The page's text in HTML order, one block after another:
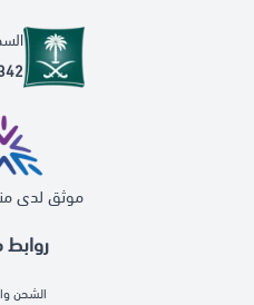
الشحن
موثق لدى